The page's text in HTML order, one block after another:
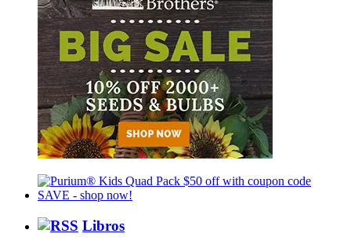
Libros